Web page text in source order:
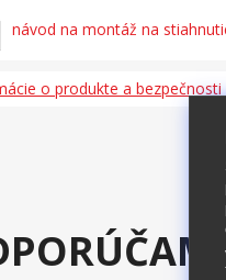
návod na montáž na
o produkte a bezpečnosti